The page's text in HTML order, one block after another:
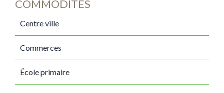
COMMODITÉS
Centre ville
Commerces
École primaire